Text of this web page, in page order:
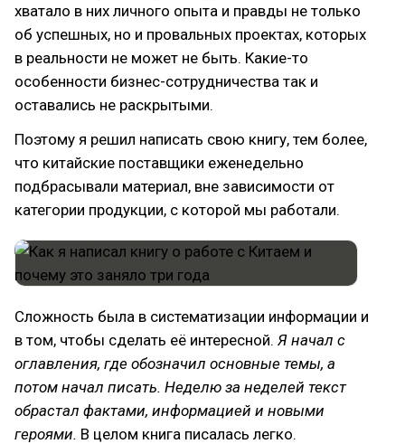
хватало в них личного опыта и правды не только
об успешных, но и провальных проектах, которых
в реальности не может не быть. Какие-то
особенности бизнес-сотрудничества так и
оставались не раскрытыми.
Поэтому я решил написать свою книгу, тем более,
что китайские поставщики еженедельно
подбрасывали материал, вне зависимости от
категории продукции, с которой мы работали.
Сложность была в систематизации информации и
в том, чтобы сделать её интересной. Я начал с
оглавления, где обозначил основные темы, а
потом начал писать. Неделю за неделей текст
обрастал фактами, информацией и новыми
героями. В целом книга писалась легко.